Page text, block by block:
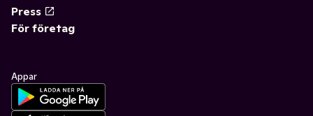
Press
För företag
Appar